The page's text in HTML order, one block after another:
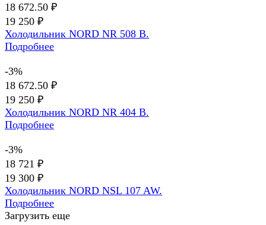
18 672.50 ₽
19 250 ₽
Холодильник NORD NR 508 B.
Подробнее
-3%
18 672.50 ₽
19 250 ₽
Холодильник NORD NR 404 B.
Подробнее
-3%
18 721 ₽
19 300 ₽
Холодильник NORD NSL 107 AW.
Подробнее
Загрузить еще